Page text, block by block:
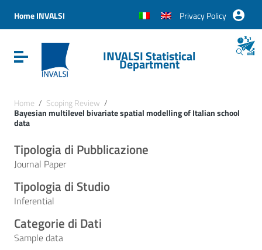
Vai al menu di navigazione
Vai al footer
Home INVALSI Privacy Policy
Attiva / disattiva la navigazioneINVALSI Statistical
Department
Home / Scoping Review /
Bayesian multilevel bivariate spatial modelling of Italian school
data
Tipologia di Pubblicazione
Journal Paper
Tipologia di Studio
Inferential
Categorie di Dati
Sample data